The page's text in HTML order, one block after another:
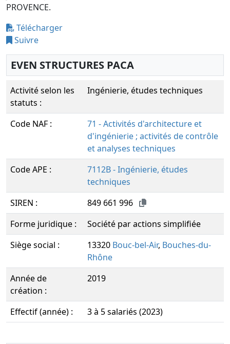
PROVENCE.
Télécharger
Suivre
EVEN STRUCTURES PACA
Activité selon les
statuts :
Ingénierie, études techniques
Code NAF :
71 - Activités d'architecture et
d'ingénierie ; activités de contrôle
et analyses techniques
Code APE :
7112B - Ingénierie, études
techniques
SIREN :
849 661 996
Forme juridique :
Société par actions simplifiée
Siège social :
13320 Bouc-bel-Air, Bouches-du-
Rhône
Année de
création :
2019
Effectif (année) : 3 à 5 salariés (2023)